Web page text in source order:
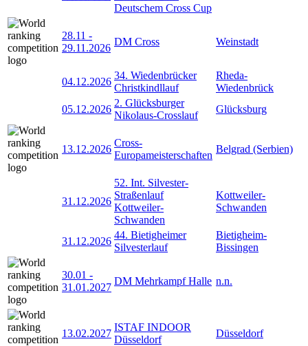
Deutschem Cross Cup
28.11 -
29.11.2026
DM Cross Weinstadt
04.12.2026
34. Wiedenbrücker
Christkindllauf
Rheda-
Wiedenbrück
05.12.2026
2. Glücksburger
Nikolaus-Crosslauf
Glücksburg
13.12.2026
Cross-
Europameisterschaften
Belgrad (Serbien)
31.12.2026
52. Int. Silvester-
Straßenlauf
Kottweiler-
Schwanden
Kottweiler-
Schwanden
31.12.2026
44. Bietigheimer
Silvesterlauf
Bietigheim-
Bissingen
30.01 -
31.01.2027
DM Mehrkampf Halle n.n.
13.02.2027
ISTAF INDOOR
Düsseldorf
Düsseldorf